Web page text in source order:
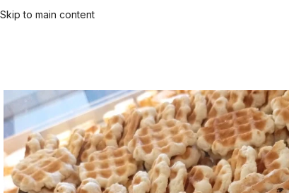
Skip to main content